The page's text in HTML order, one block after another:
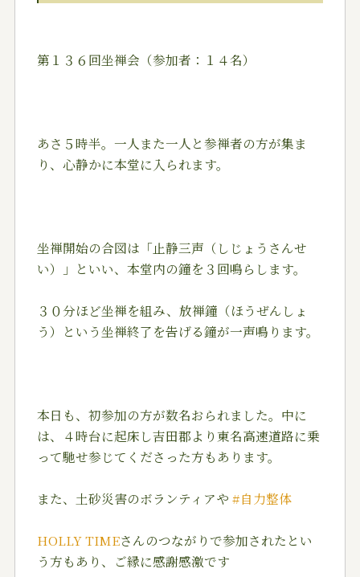
第１３６回坐禅会（参加者：１４名）
あさ５時半。一人また一人と参禅者の方が集ま
り、心静かに本堂に入られます。
坐禅開始の合図は「止静三声（しじょうさんせ
い）」といい、本堂内の鐘を３回鳴らします。
３０分ほど坐禅を組み、放禅鐘（ほうぜんしょ
う）という坐禅終了を告げる鐘が一声鳴ります。
本日も、初参加の方が数名おられました。中に
は、４時台に起床し吉田郡より東名高速道路に乗
って馳せ参じてくださった方もあります。
また、土砂災害のボランティアや #自力整体
HOLLY TIMEさんのつながりで参加されたとい
う方もあり、ご縁に感謝感激です